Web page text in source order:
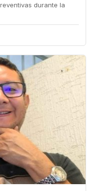
durante la